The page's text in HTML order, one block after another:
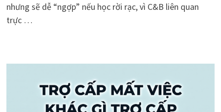
nhưng sẽ dễ “ngợp” nếu học rời rạc, vì C&B liên quan
trực …